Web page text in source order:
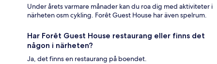
Under årets varmare månader kan du roa dig med aktiviteter i
närheten osm cykling. Forêt Guest House har även spelrum.
Har Forêt Guest House restaurang eller finns det
någon i närheten?
Ja, det finns en restaurang på boendet.